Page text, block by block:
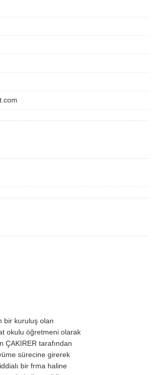
bir kuruluş olan
okulu öğretmeni olarak
ÇAKIRER tarafından
sürecine girerek
bir frma haline